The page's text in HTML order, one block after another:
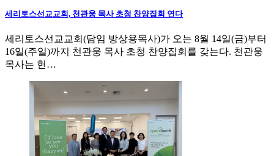
세리토스선교교회, 천관웅 목사 초청 찬양집회 연다
세리토스선교교회(담임 방상용목사)가 오는 8월 14일(금)부터
16일(주일)까지 천관웅 목사 초청 찬양집회를 갖는다. 천관웅
목사는 현…